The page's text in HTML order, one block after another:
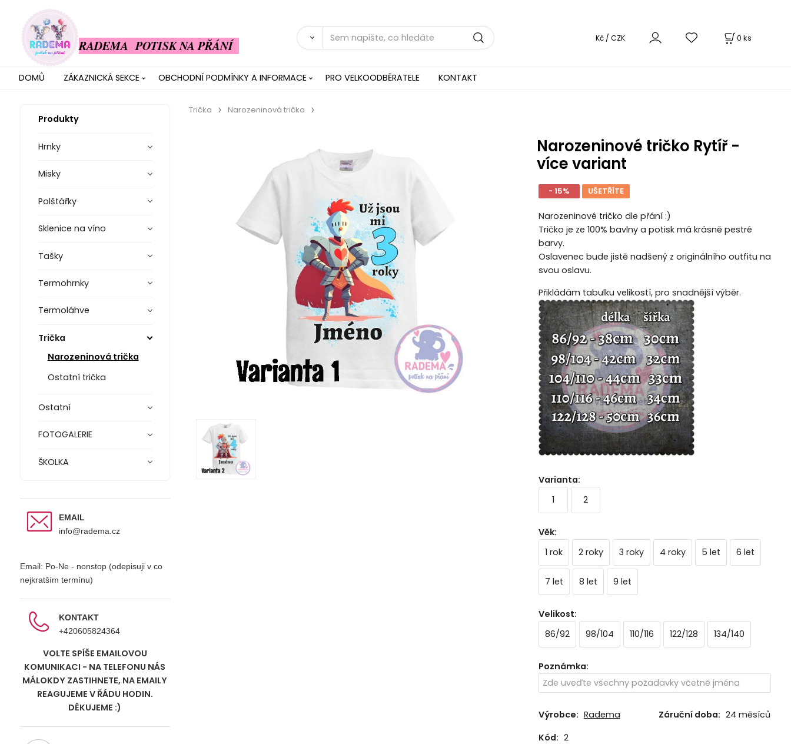
RADEMA POTISK NA PŘÁNÍ 0 ks
Kč / CZK
DOMŮ ZÁKAZNICKÁ SEKCE OBCHODNÍ PODMÍNKY A INFORMACE PRO VELKOODBĚRATELE KONTAKT
Produkty
Hrnky
Misky
Polštářky
Sklenice na víno
Tašky
Termohrnky
Termoláhve
Trička
Narozeninová trička
Ostatní trička
Ostatní
FOTOGALERIE
ŠKOLKA
EMAIL
info@radema.cz
Email: Po-Ne - nonstop (odepisuji v co
nejkratším termínu)
KONTAKT
+420605824364
VOLTE SPÍŠE EMAILOVOU
KOMUNIKACI - NA TELEFONU NÁS
MÁLOKDY ZASTIHNETE, NA EMAILY
REAGUJEME V ŘÁDU HODIN.
DĚKUJEME :)
Trička Narozeninová trička
Narozeninové tričko Rytíř -
více variant
- 15% UŠETŘÍTE
Narozeninové tričko dle přání :)
Tričko je ze 100% bavlny a potisk má krásně pestré
barvy.
Oslavenec bude jistě nadšený z originálního outfitu na
svou oslavu.
Přikládám tabulku velikostí, pro snadnější výběr.
Varianta:
1
2
Věk:
1 rok
2 roky 3 roky 4 roky 5 let 6 let
7 let 8 let 9 let
Velikost:
86/92
98/104 110/116 122/128 134/140
Poznámka:
Výrobce: Radema Záruční doba: 24 měsíců
Kód: 2